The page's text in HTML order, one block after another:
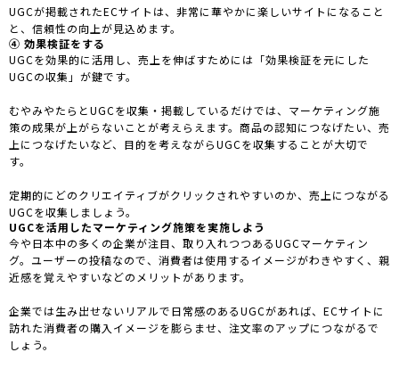
UGCが掲載されたECサイトは、非常に華やかに楽しいサイトになること
と、信頼性の向上が見込めます。
④ 効果検証をする
UGCを効果的に活用し、売上を伸ばすためには「効果検証を元にした
UGCの収集」が鍵です。
むやみやたらとUGCを収集・掲載しているだけでは、マーケティング施
策の成果が上がらないことが考えらえます。商品の認知につなげたい、売
上につなげたいなど、目的を考えながらUGCを収集することが大切で
す。
定期的にどのクリエイティブがクリックされやすいのか、売上につながる
UGCを収集しましょう。
UGCを活用したマーケティング施策を実施しよう
今や日本中の多くの企業が注目、取り入れつつあるUGCマーケティン
グ。ユーザーの投稿なので、消費者は使用するイメージがわきやすく、親
近感を覚えやすいなどのメリットがあります。
企業では生み出せないリアルで日常感のあるUGCがあれば、ECサイトに
訪れた消費者の購入イメージを膨らませ、注文率のアップにつながるで
しょう。